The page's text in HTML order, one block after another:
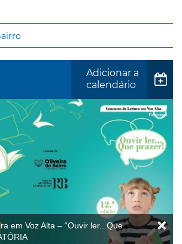
Adicionar a
calendário
em Voz Alta – “Ouvir ler...Que